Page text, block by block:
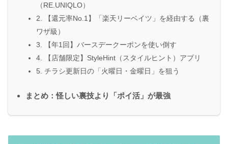
（RE.UNIQLO）
2. 【還元率No.1】「楽天リーベイツ」を経由する（裏
ワザ級）
3. 【年1回】バースデークーポンを使い倒す
4. 【店舗限定】StyleHint（スタイルヒント）アプリ
5. チラシ更新日の「火曜日・金曜日」を狙う
まとめ：怪しい裏技より「ポイ活」が最強